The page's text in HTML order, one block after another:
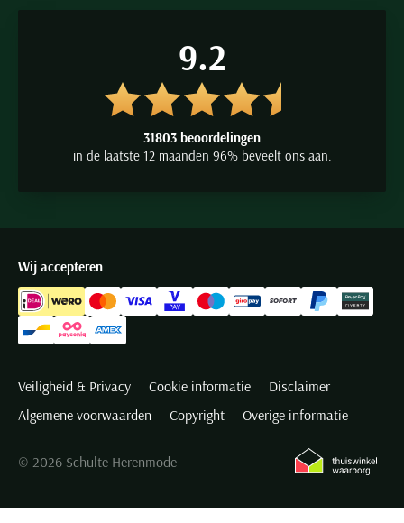
9.2
31803 beoordelingen
in de laatste 12 maanden 96% beveelt ons aan.
Wij accepteren
Veiligheid & Privacy Cookie informatie
Disclaimer
Algemene voorwaarden
Copyright Overige informatie
© 2026 Schulte Herenmode